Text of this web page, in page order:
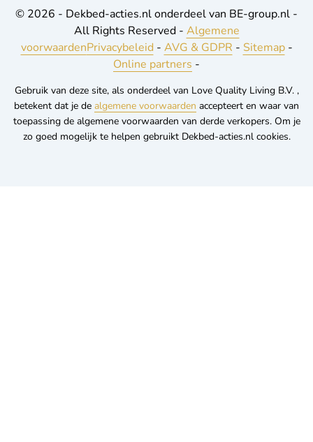
© 2026 - Dekbed-acties.nl onderdeel van BE-group.nl -
All Rights Reserved - Algemene
voorwaardenPrivacybeleid- AVG & GDPR - Sitemap-
Online partners -
Gebruik van deze site, als onderdeel van Love Quality Living B.V. ,
betekent dat je de algemene voorwaarden accepteert en waar van
toepassing de algemene voorwaarden van derde verkopers. Om je
zo goed mogelijk te helpen gebruikt Dekbed-acties.nl cookies.